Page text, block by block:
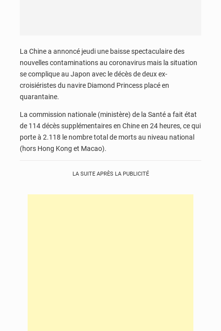
La Chine a annoncé jeudi une baisse spectaculaire des
nouvelles contaminations au coronavirus mais la situation
se complique au Japon avec le décès de deux ex-
croisiéristes du navire Diamond Princess placé en
quarantaine.
La commission nationale (ministère) de la Santé a fait état
de 114 décès supplémentaires en Chine en 24 heures, ce qui
porte à 2.118 le nombre total de morts au niveau national
(hors Hong Kong et Macao).
LA SUITE APRÈS LA PUBLICITÉ